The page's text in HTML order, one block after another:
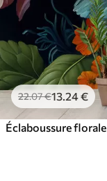
22.07€13 .24€
Éclaboussure florale